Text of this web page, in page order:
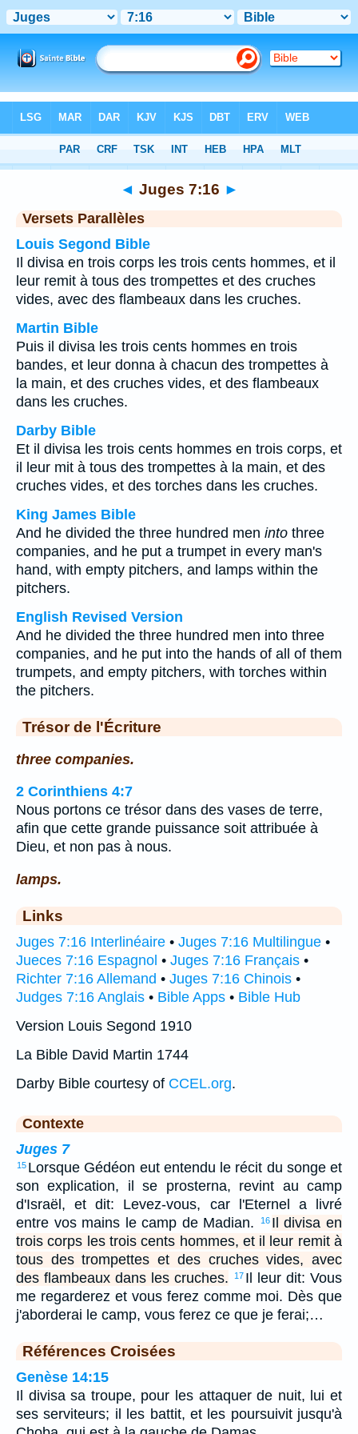
Chapitre 7> Verset 16
◄ Juges 7:16 ►
Versets Parallèles
Louis Segond Bible
Il divisa en trois corps les trois cents hommes, et il
leur remit à tous des trompettes et des cruches
vides, avec des flambeaux dans les cruches.
Martin Bible
Puis il divisa les trois cents hommes en trois
bandes, et leur donna à chacun des trompettes à
la main, et des cruches vides, et des flambeaux
dans les cruches.
Darby Bible
Et il divisa les trois cents hommes en trois corps, et
il leur mit à tous des trompettes à la main, et des
cruches vides, et des torches dans les cruches.
King James Bible
And he divided the three hundred men into three
companies, and he put a trumpet in every man's
hand, with empty pitchers, and lamps within the
pitchers.
English Revised Version
And he divided the three hundred men into three
companies, and he put into the hands of all of them
trumpets, and empty pitchers, with torches within
the pitchers.
Trésor de l'Écriture
three companies.
2 Corinthiens 4:7
Nous portons ce trésor dans des vases de terre,
afin que cette grande puissance soit attribuée à
Dieu, et non pas à nous.
lamps.
Links
Juges 7:16 Interlinéaire • Juges 7:16 Multilingue •
Jueces 7:16 Espagnol • Juges 7:16 Français •
Richter 7:16 Allemand • Juges 7:16 Chinois •
Judges 7:16 Anglais • Bible Apps • Bible Hub
Version Louis Segond 1910
La Bible David Martin 1744
Darby Bible courtesy of CCEL.org.
Contexte
Juges 7
15 Lorsque Gédéon eut entendu le récit du songe et
son explication, il se prosterna, revint au camp
d'Israël, et dit: Levez-vous, car l'Eternel a livré
entre vos mains le camp de Madian.
16 Il divisa en
trois corps les trois cents hommes, et il leur remit à
tous des trompettes et des cruches vides, avec
des flambeaux dans les cruches.
17 Il leur dit: Vous
me regarderez et vous ferez comme moi. Dès que
j'aborderai le camp, vous ferez ce que je ferai;…
Références Croisées
Genèse 14:15
Il divisa sa troupe, pour les attaquer de nuit, lui et
ses serviteurs; il les battit, et les poursuivit jusqu'à